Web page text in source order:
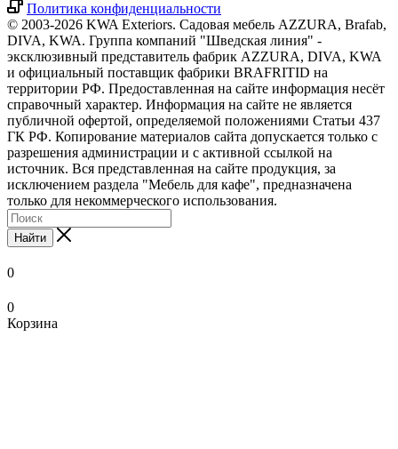
Политика конфиденциальности
© 2003-2026 KWA Exteriors. Садовая мебель AZZURA, Brafab,
DIVA, KWA. Группа компаний "Шведская линия" -
эксклюзивный представитель фабрик AZZURA, DIVA, KWA
и официальный поставщик фабрики BRAFRITID на
территории РФ. Предоставленная на сайте информация несёт
справочный характер. Информация на сайте не является
публичной офертой, определяемой положениями Статьи 437
ГК РФ. Копирование материалов сайта допускается только с
разрешения администрации и с активной ссылкой на
источник. Вся представленная на сайте продукция, за
исключением раздела "Мебель для кафе", предназначена
только для некоммерческого использования.
Найти
0
0
Корзина